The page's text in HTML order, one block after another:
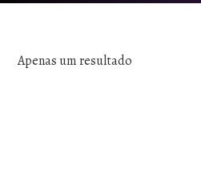
Apenas um resultado